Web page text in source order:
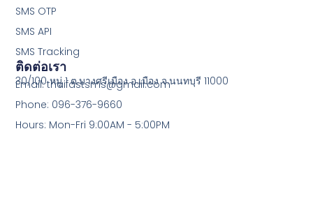
SMS OTP
SMS API
SMS Tracking
ติดต่อเรา
30/100 หมู่ 1 ต.บางศรีเมือง อ.เมือง จ.นนทบุรี 11000
Email: thaifastsms@gmail.com
Phone: 096-376-9660
Hours: Mon-Fri 9:00AM - 5:00PM